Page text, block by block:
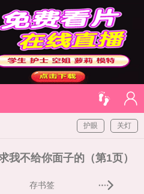
关灯
护眼
我不给你面子的（第1页）
存书签